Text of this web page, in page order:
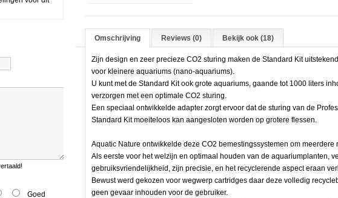
Goed
Omschrijving Reviews (0) Bekijk ook (18)
Zijn design en zeer precieze CO2 sturing maken de Standard Kit
voor kleinere aquariums (nano-aquariums).
U kunt met de Standard Kit ook grote aquariums, gaande tot 1000 liters
verzorgen met een optimale CO2 sturing.
Een speciaal ontwikkelde adapter zorgt ervoor dat de sturing van de
Standard Kit moeiteloos kan aangesloten worden op grotere flessen.
Aquatic Nature ontwikkelde deze CO2 bemestingssystemen om meerdere
Als eerste voor het welzijn en optimaal houden van de aquariumplanten,
gebruiksvriendelijkheid, zijn precisie, en het recyclerende aspect eraan
Bewust werd gekozen voor wegwerp cartridges daar deze volledig
geen gevaar inhouden voor de gebruiker.